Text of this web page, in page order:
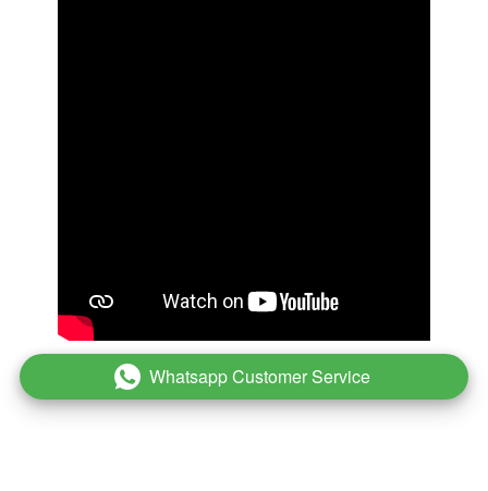
` Whatsapp Customer Service